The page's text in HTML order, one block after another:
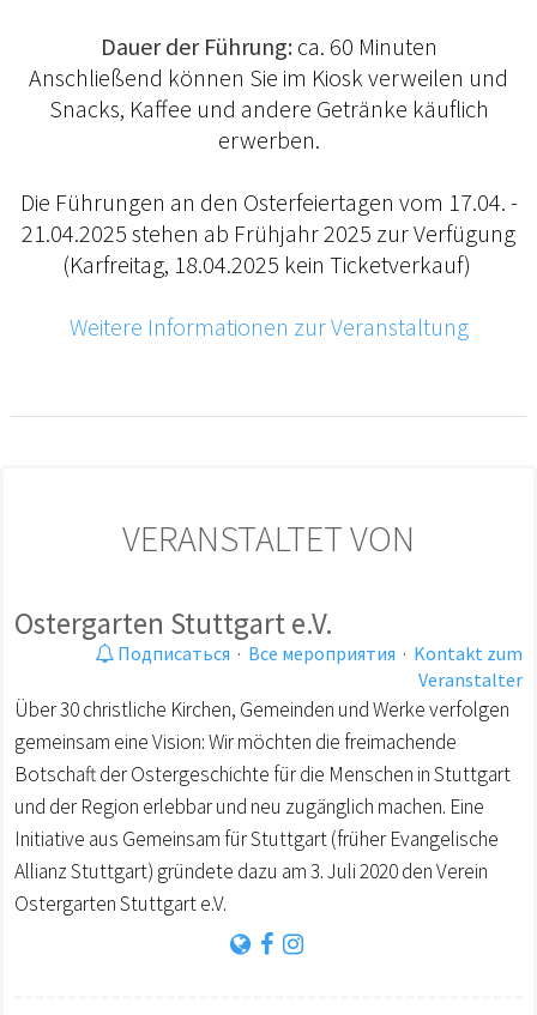
Dauer der Führung:ca. 60 Minuten
Anschließend können Sie im Kiosk verweilen und
Snacks, Kaffee und andere Getränke käuflich
erwerben.
Die Führungen an den Osterfeiertagen vom 17.04. -
21.04.2025 stehen ab Frühjahr 2025 zur Verfügung
(Karfreitag, 18.04.2025 kein Ticketverkauf)
Weitere Informationen zur Veranstaltung
VERANSTALTET VON
Ostergarten Stuttgart e.V.
Подписаться · Все мероприятия · Kontakt zum
Veranstalter
Über 30 christliche Kirchen, Gemeinden und Werke verfolgen
gemeinsam eine Vision: Wir möchten die freimachende
Botschaft der Ostergeschichte für die Menschen in Stuttgart
und der Region erlebbar und neu zugänglich machen. Eine
Initiative aus Gemeinsam für Stuttgart (früher Evangelische
Allianz Stuttgart) gründete dazu am 3. Juli 2020 den Verein
Ostergarten Stuttgart e.V.